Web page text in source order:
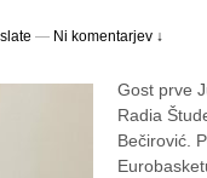
— Ni komentarjev ↓
Gost prve
Radia
Bečirović.